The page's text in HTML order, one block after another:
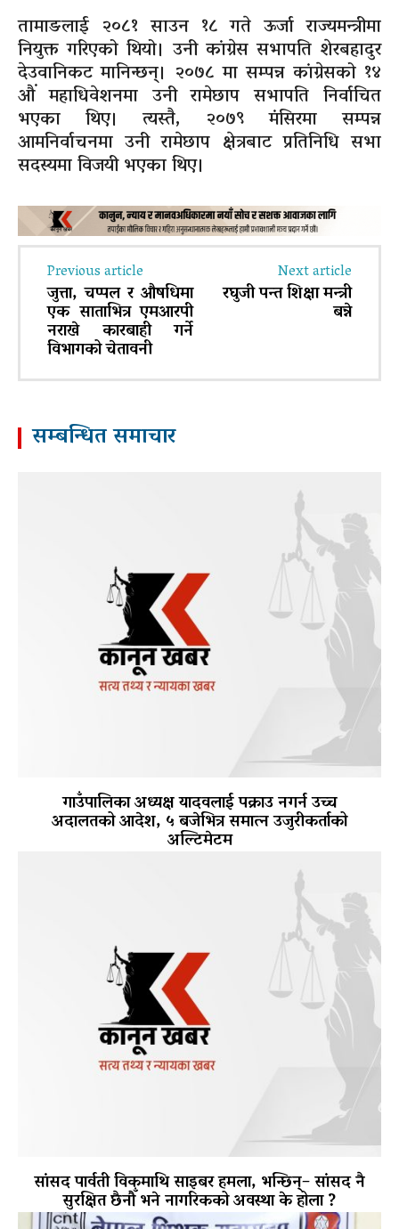
तामाङलाई २०८१ साउन १८ गते ऊर्जा राज्यमन्त्रीमा
नियुक्त गरिएको थियो। उनी कांग्रेस सभापति शेरबहादुर
देउवानिकट मानिन्छन्। २०७८ मा सम्पन्न कांग्रेसको १४
औं महाधिवेशनमा उनी रामेछाप सभापति निर्वाचित
भएका थिए। त्यस्तै, २०७९ मंसिरमा सम्पन्न
आमनिर्वाचनमा उनी रामेछाप क्षेत्रबाट प्रतिनिधि सभा
सदस्यमा विजयी भएका थिए।
Previous article
जुत्ता, चप्पल र औषधिमा
एक साताभित्र एमआरपी
नराखे कारबाही गर्ने
विभागको चेतावनी
Next article
रघुजी पन्त शिक्षा मन्त्री
बन्ने
सम्बन्धित समाचार
गाउँपालिका अध्यक्ष यादवलाई पक्राउ नगर्न उच्च
अदालतको आदेश, ५ बजेभित्र समात्न उजुरीकर्ताको
अल्टिमेटम
सांसद पार्वती विकमाथि साइबर हमला, भन्छिन्– सांसद नै
सुरक्षित छैनौँ भने नागरिकको अवस्था के होला ?